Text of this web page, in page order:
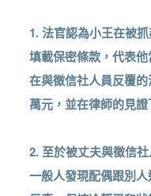
1. 法官認為小王在被
填載保密條款，代表
在與徵信社人員反覆
萬元，並在律師的見
2. 至於被丈夫與徵信
一般人發現配偶跟別